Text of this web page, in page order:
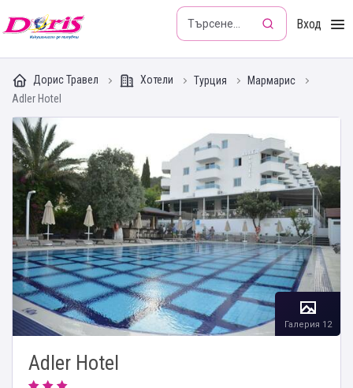
Doris - Изкушението да пътуваш Вход
Дорис Травел Хотели Турция
Мармарис
Adler Hotel
Adler Hotel
Галерия 12